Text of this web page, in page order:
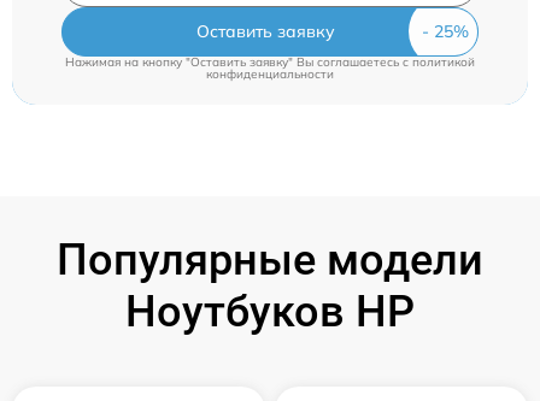
Оставить заявку
Нажимая на кнопку "Оставить заявку" Вы соглашаетесь cполитикой
конфиденциальности
Популярные модели
Ноутбуков HP